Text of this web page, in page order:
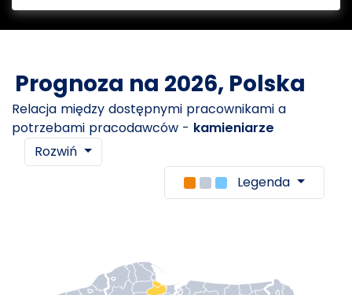
Prognoza na 2026, Polska
Relacja między dostępnymi pracownikami a
potrzebami pracodawców - kamieniarze
Rozwiń
Legenda